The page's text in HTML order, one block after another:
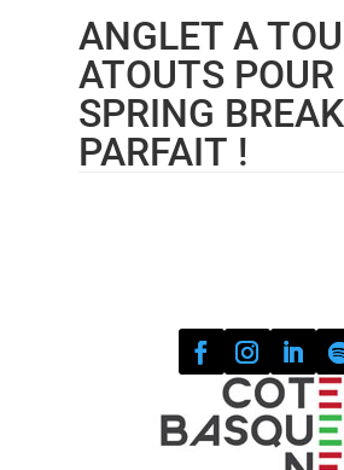
ANGLET A
ATOUTS POUR
SPRING BREAK
PARFAIT !